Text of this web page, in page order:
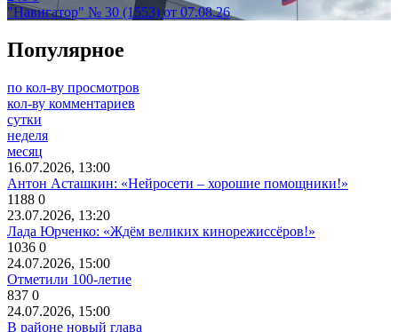
"Навигатор" № 30 (1553) от 07.08.26
Популярное
по кол-ву просмотров
кол-ву комментариев
сутки
неделя
месяц
16.07.2026, 13:00
Антон Асташкин: «Нейросети – хорошие помощники!»
1188 0
23.07.2026, 13:20
Лада Юрченко: «Ждём великих кинорежиссёров!»
1036 0
24.07.2026, 15:00
Отметили 100-летие
837 0
24.07.2026, 15:00
В районе новый глава